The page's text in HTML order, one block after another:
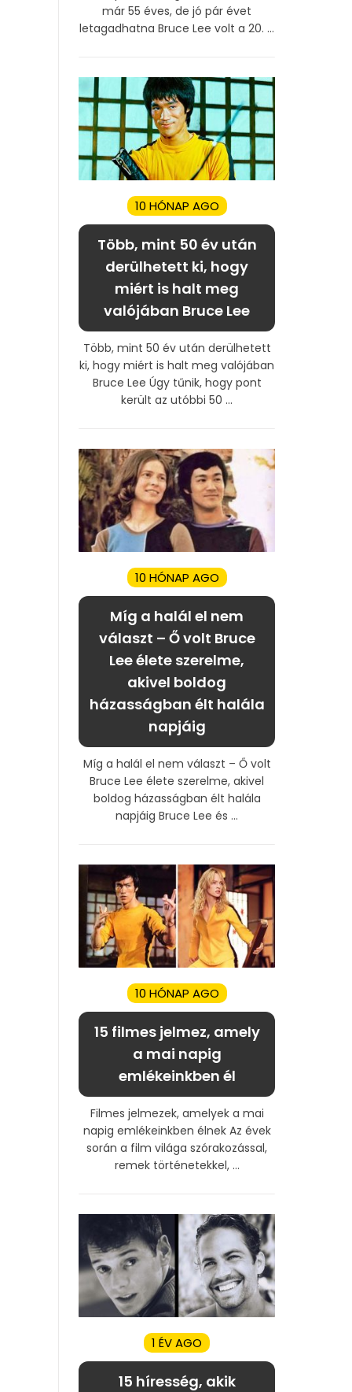
már 55 éves, de jó pár évet
letagadhatna Bruce Lee volt a 20. ...
10 HÓNAP AGO
Több, mint 50 év után
derülhetett ki, hogy
miért is halt meg
valójában Bruce Lee
Több, mint 50 év után derülhetett
ki, hogy miért is halt meg valójában
Bruce Lee Úgy tűnik, hogy pont
került az utóbbi 50 ...
10 HÓNAP AGO
Míg a halál el nem
választ – Ő volt Bruce
Lee élete szerelme,
akivel boldog
házasságban élt halála
napjáig
Míg a halál el nem választ – Ő volt
Bruce Lee élete szerelme, akivel
boldog házasságban élt halála
napjáig Bruce Lee és ...
10 HÓNAP AGO
15 filmes jelmez, amely
a mai napig
emlékeinkben él
Filmes jelmezek, amelyek a mai
napig emlékeinkben élnek Az évek
során a film világa szórakozással,
remek történetekkel, ...
1 ÉV AGO
15 híresség, akik